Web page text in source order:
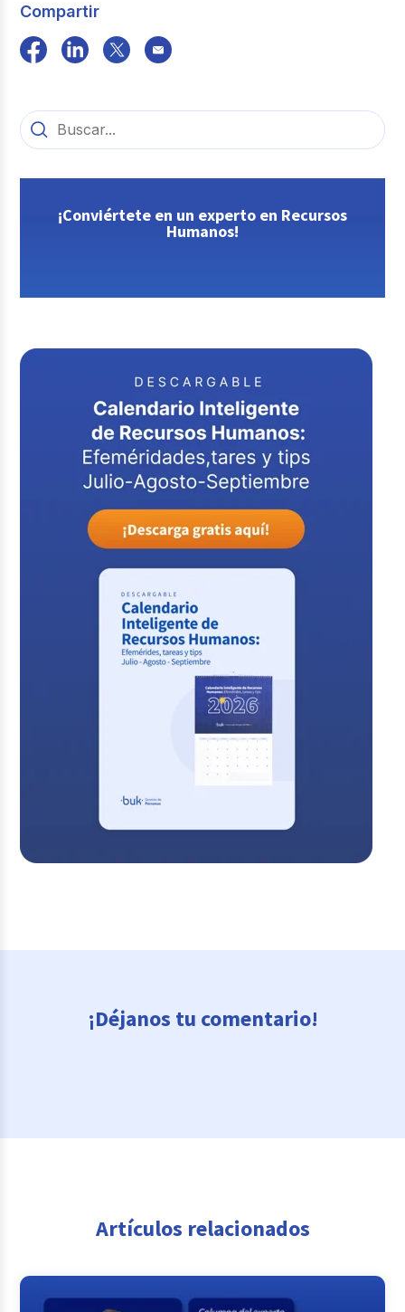
Compartir
¡Conviértete en un experto en Recursos
Humanos!
¡Déjanos tu comentario!
Artículos relacionados